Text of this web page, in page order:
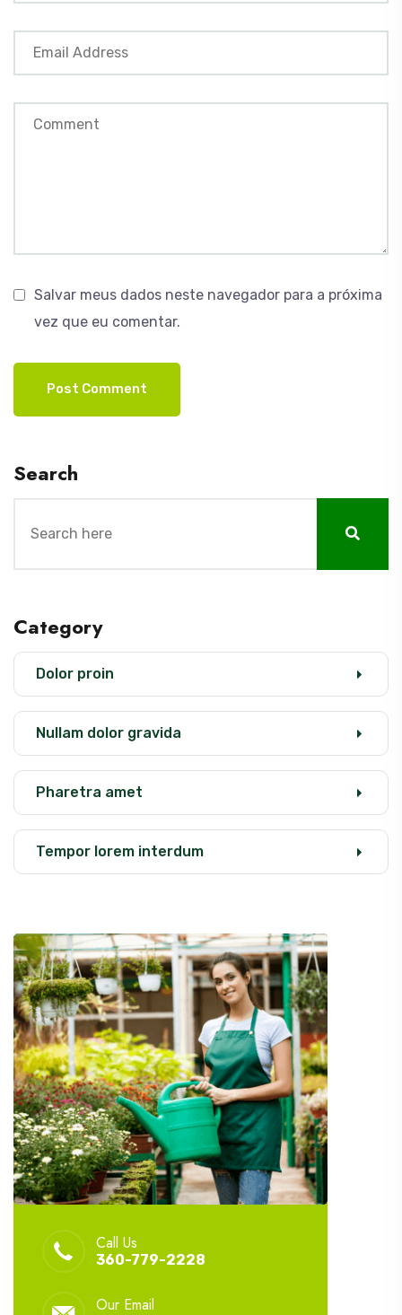
Salvar meus dados neste navegador para a próxima
vez que eu comentar.
Search
c
h
o
Category
Dolor proin
Nullam dolor gravida
Pharetra amet
Tempor lorem interdum
Call Us
360-779-2228
Our Email